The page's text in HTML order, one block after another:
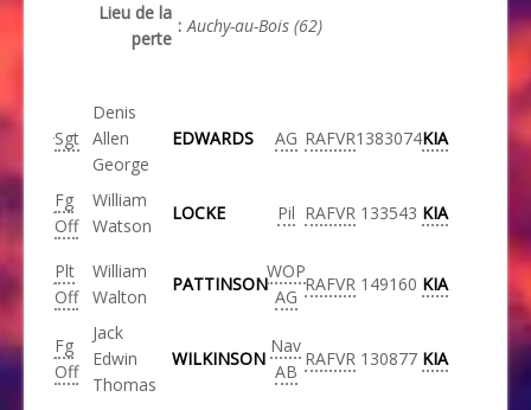
Lieu de la
perte
: Auchy-au-Bois (62)
Sgt
Denis
Allen
George
EDWARDS AG RAFVR1383074KIA
Fg
Off
William
Watson
LOCKE Pil RAFVR 133543 KIA
Plt
Off
William
Walton
PATTINSON
WOP
AG
RAFVR 149160 KIA
Fg
Off
Jack
Edwin
Thomas
WILKINSON
Nav
AB
RAFVR 130877 KIA